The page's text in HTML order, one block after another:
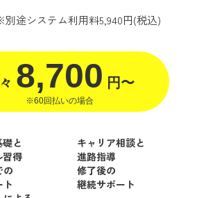
途システム利用料5,940円(税込)
8,700 円〜
※60回払いの場合
と
習得
キャリア相談と
進路指導
の
修了後の
継続サポート